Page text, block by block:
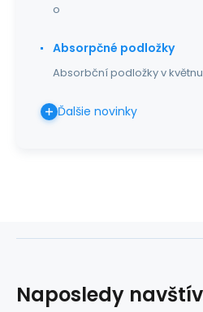
o
Absorpčné podložky
Absorbční podložky v
Ďalšie novinky
Naposledy